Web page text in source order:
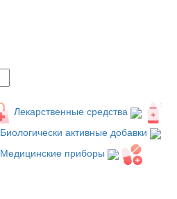
Лекарственные средства
Биологически активные добавки
Медицинские приборы